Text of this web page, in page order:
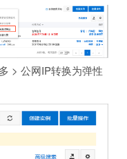
> 公网IP转换为弹性